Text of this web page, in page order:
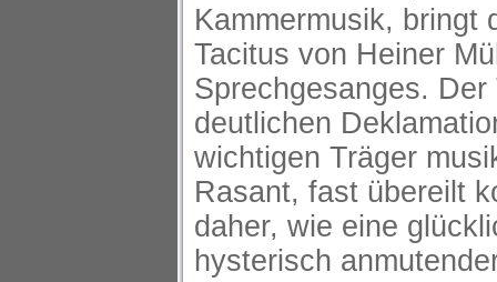
Kammermusik, bringt
Tacitus von Heiner
Sprechgesanges. Der
deutlichen
wichtigen Träger
Rasant, fast übereilt
daher, wie eine
hysterisch